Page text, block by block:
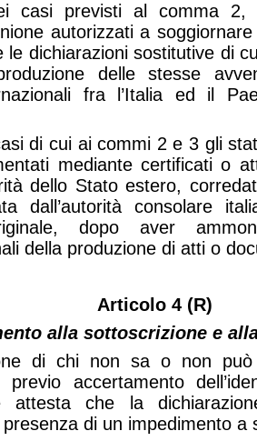
casi previsti al comma 2,
autorizzati a
le dichiarazioni sostitutive di
delle stesse
fra l’Italia ed il
di cui ai commi 2 e 3 gli
mediante certificati o
dello Stato estero,
dall’autorità consolare
dopo aver
della produzione di atti o
Articolo 4 (R)
alla sottoscrizione e
di chi non sa o non
previo accertamento
attesta che la
presenza di un impedimento